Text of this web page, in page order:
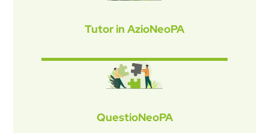
Tutor in AzioNeoPA
QuestioNeoPA